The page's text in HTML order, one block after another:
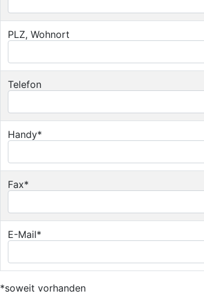
PLZ, Wohnort
Telefon
Handy*
Fax*
E-Mail*
*soweit vorhanden